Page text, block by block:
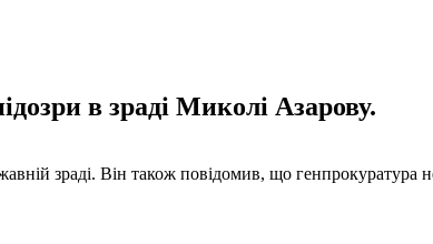
в зраді Миколі Азарову.
зраді. Він також повідомив, що генпрокуратура